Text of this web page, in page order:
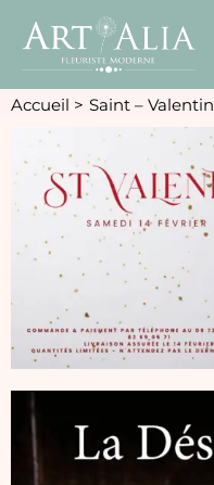
Accueil Saint – Valentin